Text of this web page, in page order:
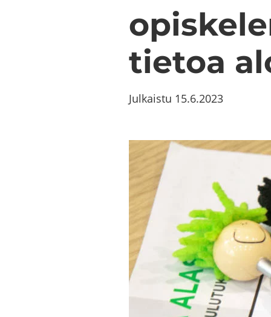
tie­toa
Julkaistu 15.6.2023